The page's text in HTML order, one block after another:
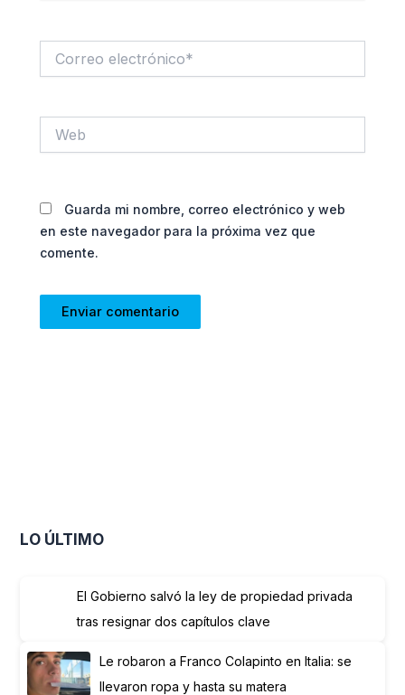
electrónico*
Guarda mi nombre, correo electrónico y web
en este navegador para la próxima vez que
comente.
LO ÚLTIMO
El Gobierno salvó la ley de propiedad privada
tras resignar dos capítulos clave
Le robaron a Franco Colapinto en Italia: se
llevaron ropa y hasta su matera